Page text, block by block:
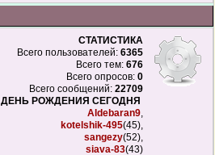
СТАТИСТИКА
Всего пользователей: 6365
Всего тем: 676
Всего опросов: 0
Всего сообщений: 22709
ДЕНЬ РОЖДЕНИЯ СЕГОДНЯ
Aldebaran9,
kotelshik-495(45),
sangezy(52),
siava-83(43)